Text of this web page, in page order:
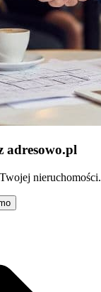
adresowo.pl
nieruchomości.